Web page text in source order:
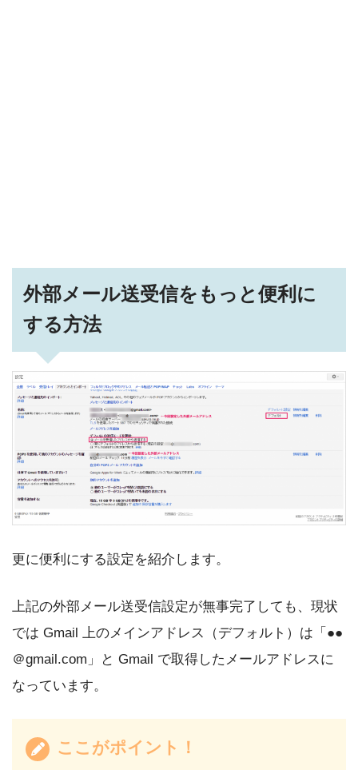
外部メール送受信をもっと便利に
する方法
更に便利にする設定を紹介します。
上記の外部メール送受信設定が無事完了しても、現状
では Gmail 上のメインアドレス（デフォルト）は「●●
＠gmail.com」と Gmail で取得したメールアドレスに
なっています。
ここがポイント！